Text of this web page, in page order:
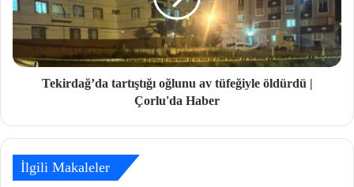
Tekirdağ’da tartıştığı oğlunu av tüfeğiyle öldürdü |
Çorlu'da Haber
İlgili Makaleler